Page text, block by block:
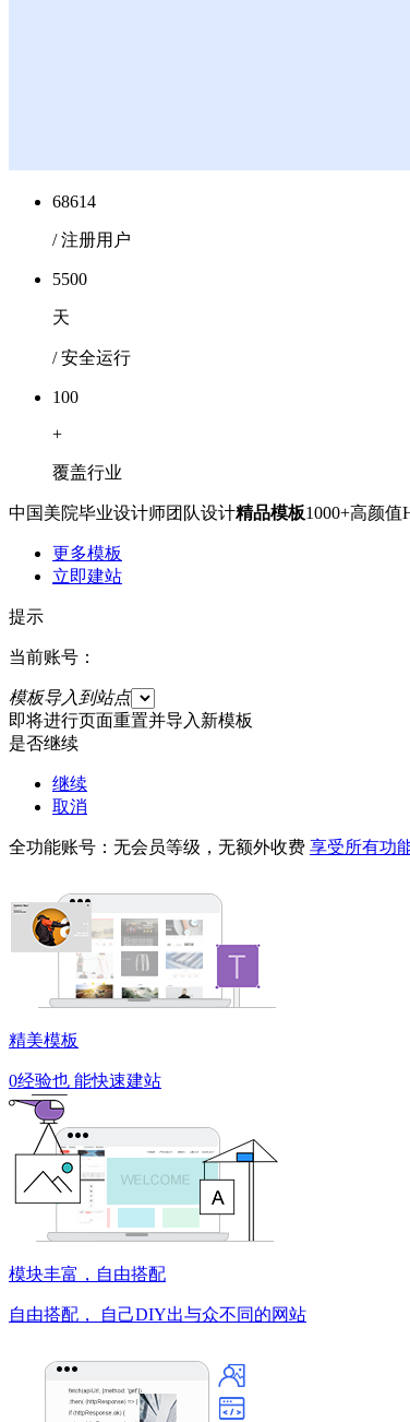
68614
/ 注册用户
5500
天
/ 安全运行
100
+
覆盖行业
中国美院毕业设计师团队设计精品模板1000+高颜
更多模板
立即建站
提示
当前账号：
模板导入到站点
即将进行页面重置并导入新模板
是否继续
继续
取消
全功能账号：无会员等级，无额外收费 享受所有功
精美模板
0经验也 能快速建站
模块丰富，自由搭配
自由搭配， 自己DIY出与众不同的网站